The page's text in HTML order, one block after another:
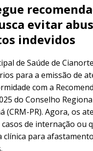
evitar
indevidos
de Saúde de
para a emissão de
com a
do Conselho
(CRM-PR). Agora, os
de internação ou
para